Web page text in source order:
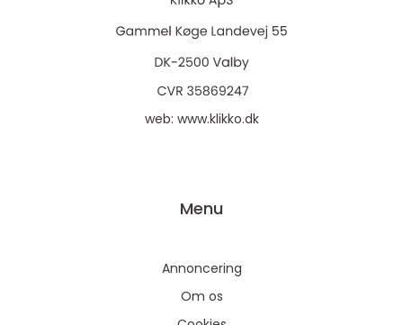
web: www.klikko.dk
Menu
Annoncering
Om os